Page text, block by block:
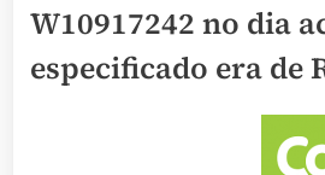
W10917242 no dia
especificado era de